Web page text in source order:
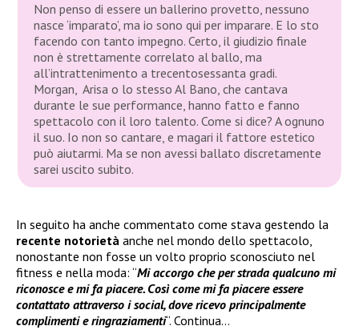
Non penso di essere un ballerino provetto, nessuno
nasce ‘imparato’, ma io sono qui per imparare. E lo sto
facendo con tanto impegno. Certo, il giudizio finale
non è strettamente correlato al ballo, ma
all’intrattenimento a trecentosessanta gradi.
Morgan, Arisa o lo stesso Al Bano, che cantava
durante le sue performance, hanno fatto e fanno
spettacolo con il loro talento. Come si dice? A ognuno
il suo. Io non so cantare, e magari il fattore estetico
può aiutarmi. Ma se non avessi ballato discretamente
sarei uscito subito.
In seguito ha anche commentato come stava gestendo la
recente notorietà anche nel mondo dello spettacolo,
nonostante non fosse un volto proprio sconosciuto nel
fitness e nella moda: “Mi accorgo che per strada qualcuno mi
riconosce e mi fa piacere. Così come mi fa piacere essere
contattato attraverso i social, dove ricevo principalmente
complimenti e ringraziamenti“. Continua…